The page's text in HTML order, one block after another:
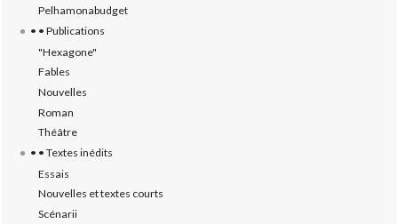
Pelhamonabudget
• • Publications
"Hexagone"
Fables
Nouvelles
Roman
Théâtre
• • Textes inédits
Essais
Nouvelles et textes courts
Scénarii